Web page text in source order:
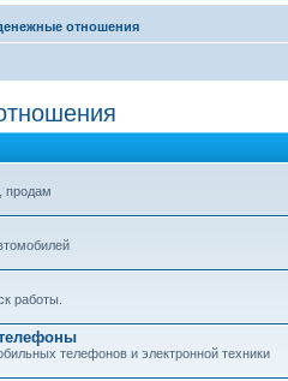
отношения
продам
работы.
телефонов и электронной техники